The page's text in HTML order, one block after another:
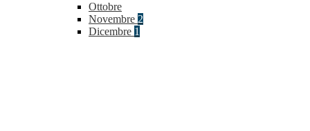
Ottobre
Novembre 2
Dicembre 1